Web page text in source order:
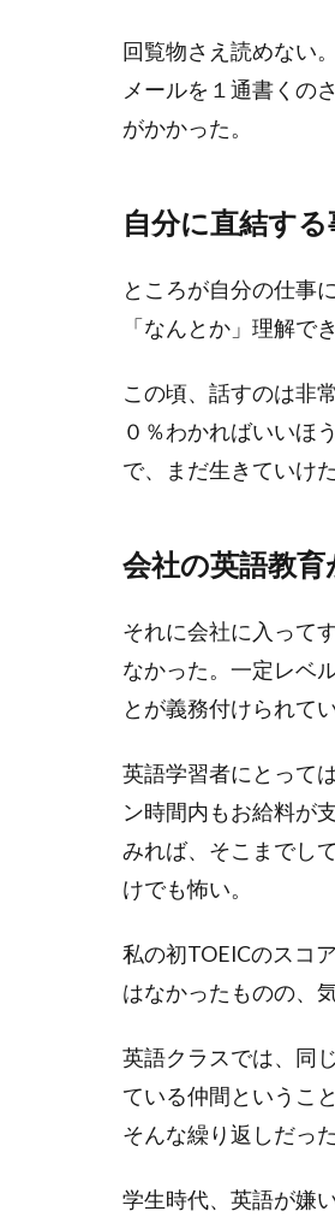
回覧物さえ読めない
メールを１通書くの
がかかった。
自分に直結す
ところが自分の仕事
「なんとか」理解で
この頃、話すのは非
０％わかればいいほ
で、まだ生きていけ
会社の英語教
それに会社に入って
なかった。一定レベ
とが義務付けられてい
英語学習者にとって
ン時間内もお給料が
みれば、そこまでし
けでも怖い。
私の初TOEICのスコ
はなかったものの、
英語クラスでは、同
ている仲間というこ
そんな繰り返しだった
学生時代、英語が嫌